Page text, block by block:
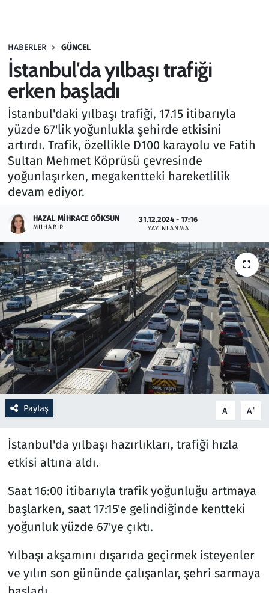
HABERLER GÜNCEL
İstanbul'da yılbaşı trafiği
erken başladı
İstanbul'daki yılbaşı trafiği, 17.15 itibarıyla
yüzde 67'lik yoğunlukla şehirde etkisini
artırdı. Trafik, özellikle D100 karayolu ve Fatih
Sultan Mehmet Köprüsü çevresinde
yoğunlaşırken, megakentteki hareketlilik
devam ediyor.
HAZAL MIHRACE GÖKSUN
MUHABIR
31.12.2024 - 17:16
YAYINLANMA
Paylaş A- A+
İstanbul'da yılbaşı hazırlıkları, trafiği hızla
etkisi altına aldı.
Saat 16:00 itibarıyla trafik yoğunluğu artmaya
başlarken, saat 17:15'e gelindiğinde kentteki
yoğunluk yüzde 67'ye çıktı.
Yılbaşı akşamını dışarıda geçirmek isteyenler
ve yılın son gününde çalışanlar, şehri sarmaya
Haber
Kültür Sanat
Kurumsal Haberler
Lezzet Durağı
Memur ve Kamu
Ramazan
Resmi İlanlar
Rüya Tabirleri
Sağlık
Savunma Sanayi
Seçim 2023
Spor
Televizyon